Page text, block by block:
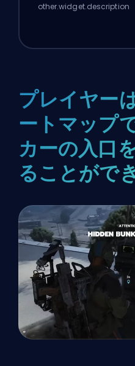
other.widget.description
プレイヤー
ートマップ
カーの入口
ることがで